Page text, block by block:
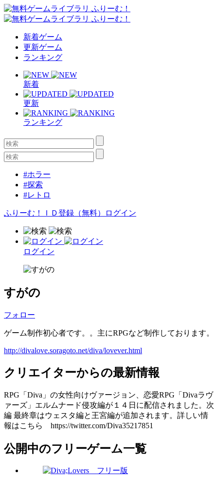
新着ゲーム
更新ゲーム
ランキング
新着
更新
ランキング
#ホラー
#探索
#レトロ
ふりーむ！ＩＤ登録（無料） ログイン
ログイン
すがの
フォロー
ゲーム制作初心者です。。主にRPGなど制作しております。
http://divalove.soragoto.net/diva/lovever.html
クリエイターからの最新情報
RPG「Diva」の女性向けヴァージョン、恋愛RPG「Divaラヴ
ァーズ」エルムナード侵攻編が１４日に配信されました。次
編 最終章はウェスタ編と王宮編が追加されます。詳しい情
報はこちら https://twitter.com/Diva35217851
公開中のフリーゲーム一覧